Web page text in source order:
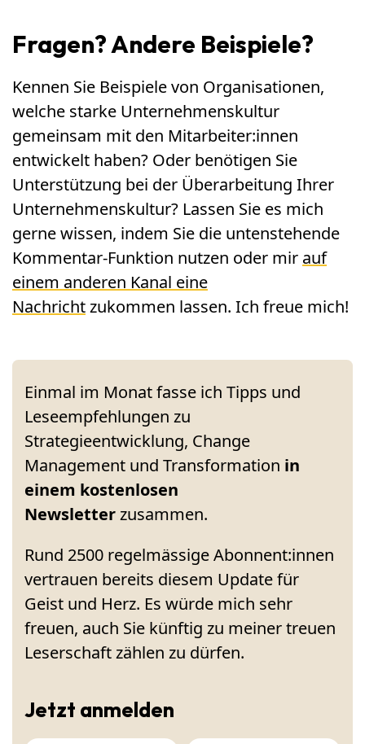
Fragen? Andere Beispiele?
Kennen Sie Beispiele von Organisationen,
welche starke Unternehmenskultur
gemeinsam mit den Mitarbeiter:innen
entwickelt haben? Oder benötigen Sie
Unterstützung bei der Überarbeitung Ihrer
Unternehmenskultur? Lassen Sie es mich
gerne wissen, indem Sie die untenstehende
Kommentar-Funktion nutzen oder mir auf
einem anderen Kanal eine
Nachrichtzukommen lassen. Ich freue mich!
Einmal im Monat fasse ich Tipps und
Leseempfehlungen zu
Strategieentwicklung, Change
Management und Transformation in
einem kostenlosen
Newsletterzusammen.
Rund 2500 regelmässige Abonnent:innen
vertrauen bereits diesem Update für
Geist und Herz. Es würde mich sehr
freuen, auch Sie künftig zu meiner treuen
Leserschaft zählen zu dürfen.
Jetzt anmelden